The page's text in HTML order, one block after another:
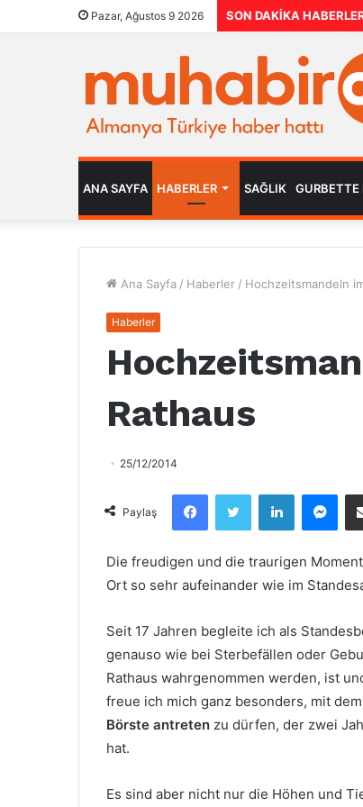
Pazar, Ağustos 9 2026 SON DAKIKA
ANA SAYFA HABERLER SAĞLIK GURBETTE
Ana Sayfa / Haberler / Hochzeitsmandeln
Haberler
Rathaus
25/12/2014
Paylaş
Die freudigen und die traurigen
Ort so sehr aufeinander wie im
Seit 17 Jahren begleite ich als
genauso wie bei Sterbefällen oder
Rathaus wahrgenommen werden, ist
freue ich mich ganz besonders, mit
Börste antreten zu dürfen, der zwei
hat.
Es sind aber nicht nur die Höhen und